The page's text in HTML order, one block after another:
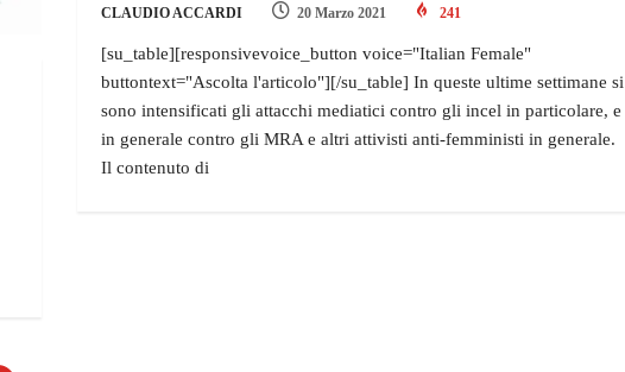
CLAUDIO ACCARDI 20 Marzo 2021 241
[su_table][responsivevoice_button voice="Italian Female"
buttontext="Ascolta l'articolo"][/su_table] In queste ultime settimane si
sono intensificati gli attacchi mediatici contro gli incel in particolare, e
in generale contro gli MRA e altri attivisti anti-femministi in generale.
Il contenuto di